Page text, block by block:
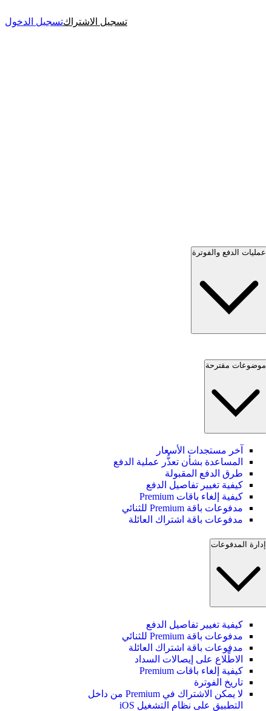
تسجيل الاشتراكتسجيل الدخول
عمليات الدفع والفوترة
موضوعات مقترحة
آخر مستجدات الأسعار
المساعدة بشأن تعذُّر عملية الدفع
طرق الدفع المقبولة
كيفية تغيير تفاصيل الدفع
كيفية إلغاء باقات Premium
مدفوعات باقة Premium للثنائي
مدفوعات باقة اشتراك العائلة
إدارة المدفوعات
كيفية تغيير تفاصيل الدفع
مدفوعات باقة Premium للثنائي
مدفوعات باقة اشتراك العائلة
الاطِّلاع على إيصالات السداد
كيفية إلغاء باقات Premium
تاريخ الفوترة
لا يمكن الاشتراك في Premium من داخل
التطبيق على نظام التشغيل iOS